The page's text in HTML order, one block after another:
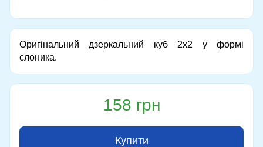
Оригінальний дзеркальний куб 2х2 у формі
слоника.
158 грн
Купити